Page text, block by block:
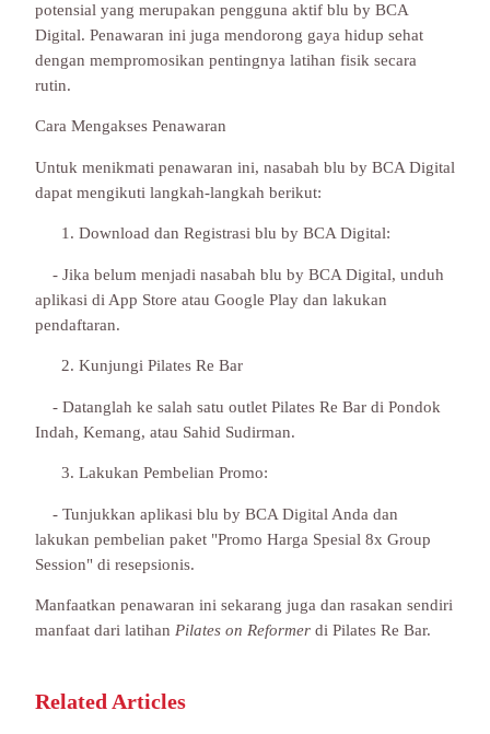
potensial yang merupakan pengguna aktif blu by BCA
Digital. Penawaran ini juga mendorong gaya hidup sehat
dengan mempromosikan pentingnya latihan fisik secara
rutin.
Cara Mengakses Penawaran
Untuk menikmati penawaran ini, nasabah blu by BCA Digital
dapat mengikuti langkah-langkah berikut:
Download dan Registrasi blu by BCA Digital:
- Jika belum menjadi nasabah blu by BCA Digital, unduh
aplikasi di App Store atau Google Play dan lakukan
pendaftaran.
Kunjungi Pilates Re Bar
- Datanglah ke salah satu outlet Pilates Re Bar di Pondok
Indah, Kemang, atau Sahid Sudirman.
Lakukan Pembelian Promo:
- Tunjukkan aplikasi blu by BCA Digital Anda dan
lakukan pembelian paket "Promo Harga Spesial 8x Group
Session" di resepsionis.
Manfaatkan penawaran ini sekarang juga dan rasakan sendiri
manfaat dari latihan Pilates on Reformer di Pilates Re Bar.
Related Articles